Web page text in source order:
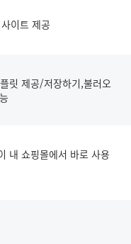
이트 제공
릿 제공/저장하기,불러오
내 쇼핑몰에서 바로 사용